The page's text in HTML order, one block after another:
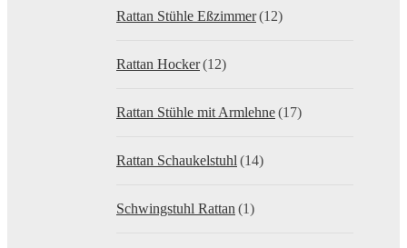
Rattan Stühle Eßzimmer(12)
Rattan Hocker(12)
Rattan Stühle mit Armlehne(17)
Rattan Schaukelstuhl (14)
Schwingstuhl Rattan (1)